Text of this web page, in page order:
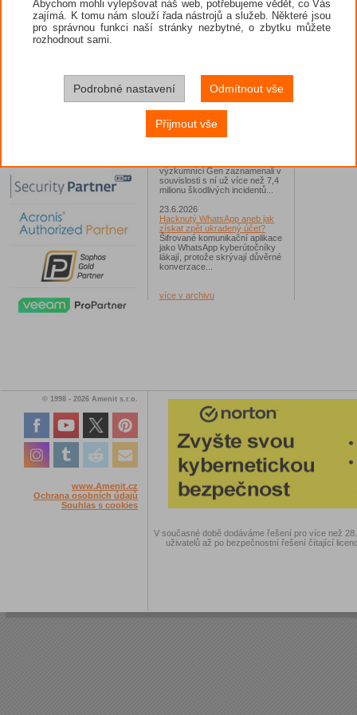
26.6.2026
ESET: S příchodem léta
zaplavují Česko falešné mobilní
Chase Home App či Candy
Race Launcher. Hlavním cílem
útočníků bylo v tomto případě
Polsko, následováno Českem a
Slovenskem...
24.6.2026
výzkumníci Gen zaznamenali v
souvislosti s ní už více než 7,4
milionu škodlivých incidentů...
23.6.2026
Hacknutý WhatsApp aneb jak
získat zpět ukradený účet?
Šifrované komunikační aplikace
jako WhatsApp kyberútočníky
lákají, protože skrývají důvěrné
konverzace...
více v archivu
© 1998 - 2026 Amenit s.r.o.
www.Amenit.cz
Ochrana osobních údajů
Souhlas s cookies
V současné době dodáváme řešení pro více než
uživatelů až po bezpečnostní řešení čítající
Abychom mohli vylepšovat náš web, potřebujeme vědět, co Vás
zajímá. K tomu nám slouží řada nástrojů a služeb. Některé jsou
pro správnou funkci naší stránky nezbytné, o zbytku můžete
rozhodnout sami.
Podrobné nastavení Odmítnout vše
Přijmout vše